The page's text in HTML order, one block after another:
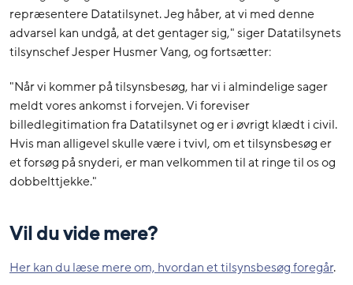
repræsentere Datatilsynet. Jeg håber, at vi med denne
advarsel kan undgå, at det gentager sig," siger Datatilsynets
tilsynschef Jesper Husmer Vang, og fortsætter:
"Når vi kommer på tilsynsbesøg, har vi i almindelige sager
meldt vores ankomst i forvejen. Vi foreviser
billedlegitimation fra Datatilsynet og er i øvrigt klædt i civil.
Hvis man alligevel skulle være i tvivl, om et tilsynsbesøg er
et forsøg på snyderi, er man velkommen til at ringe til os og
dobbelttjekke."
Vil du vide mere?
Her kan du læse mere om, hvordan et tilsynsbesøg foregår.